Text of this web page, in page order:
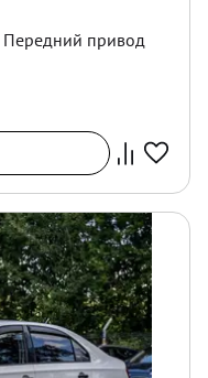
Передний привод